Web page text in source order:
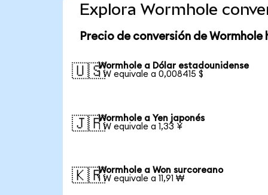
Explora Wormhole
Precio de conversión de Wormhole
🇺🇸Wormhole a Dólar estadounidense
1 W equivale a 0,008415 $
🇯🇵Wormhole a Yen japonés
1 W equivale a 1,33 ¥
🇰🇷Wormhole a Won surcoreano
1 W equivale a 11,91 ₩